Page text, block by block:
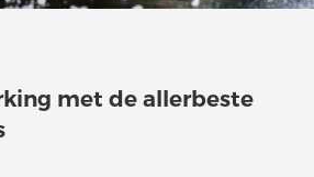
met de allerbeste